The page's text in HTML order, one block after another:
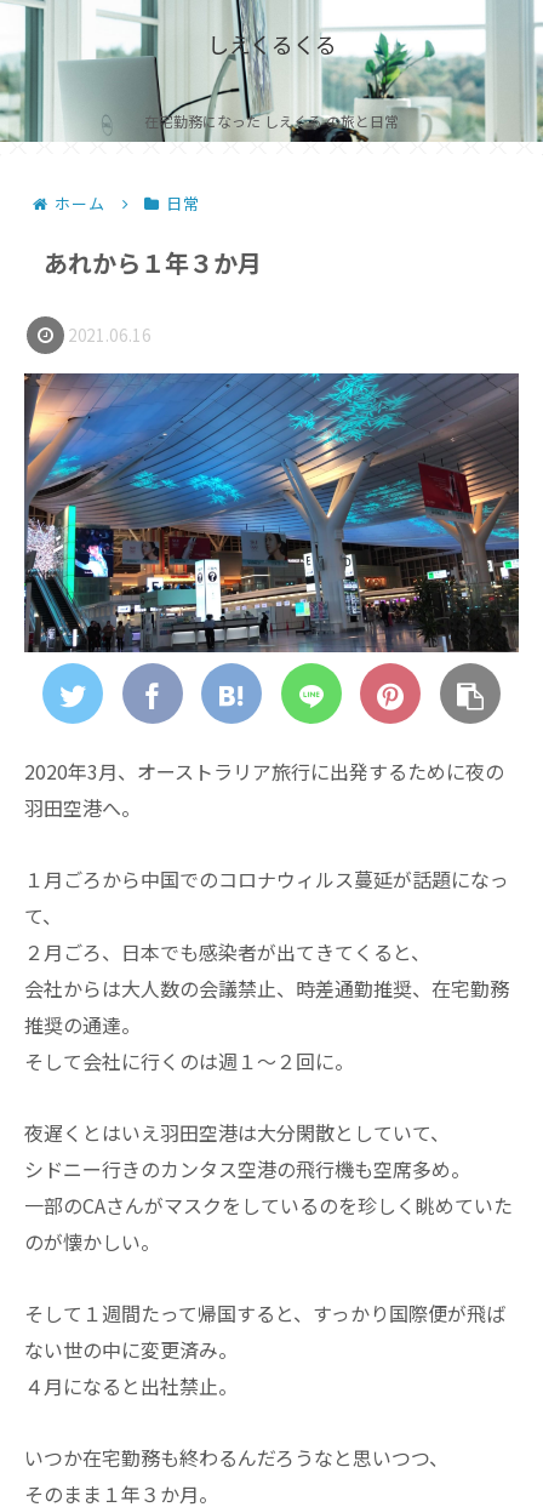
しえくるくる
在宅勤務になった しえくる の旅と日常
ホーム 日常
あれから１年３か月
2021.06.16
2020年3月、オーストラリア旅行に出発するために夜の
羽田空港へ。
１月ごろから中国でのコロナウィルス蔓延が話題になっ
て、
２月ごろ、日本でも感染者が出てきてくると、
会社からは大人数の会議禁止、時差通勤推奨、在宅勤務
推奨の通達。
そして会社に行くのは週１～２回に。
夜遅くとはいえ羽田空港は大分閑散としていて、
シドニー行きのカンタス空港の飛行機も空席多め。
一部のCAさんがマスクをしているのを珍しく眺めていた
のが懐かしい。
そして１週間たって帰国すると、すっかり国際便が飛ば
ない世の中に変更済み。
４月になると出社禁止。
いつか在宅勤務も終わるんだろうなと思いつつ、
そのまま１年３か月。